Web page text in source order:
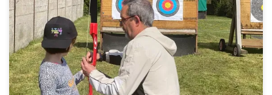
Sous un soleil radieux, la journée Sporte Toi Bien a
rassemblé jeunesse, énergie et inclusion ! Des jeunes
venus de l’IME Wenheck et de l’association Audaces’s ont
partagé un moment sportif et convivial autour d’activités
variées : tir à la carabine laser, football, ultimate, boxe,
training canin, tennis, tir à […]